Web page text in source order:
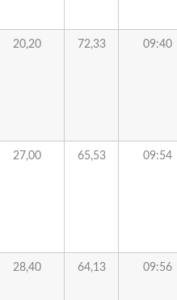
20,20 72,33 09:40
27,00 65,53 09:54
28,40 64,13 09:56